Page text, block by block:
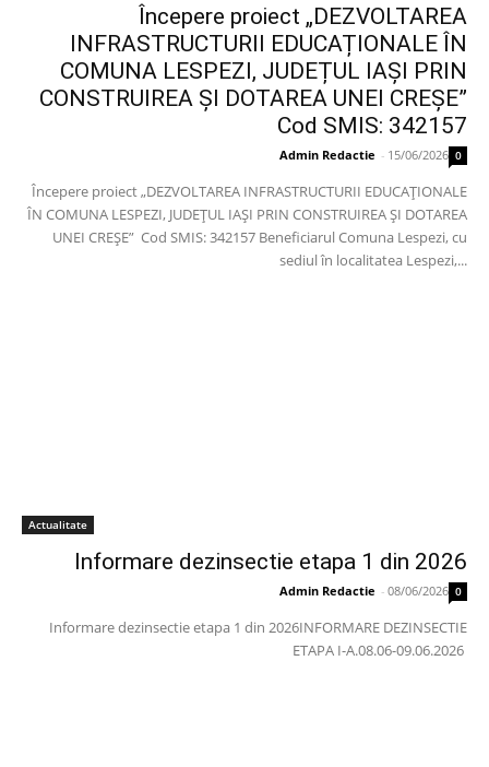
Începere proiect „DEZVOLTAREA
INFRASTRUCTURII EDUCAȚIONALE ÎN
COMUNA LESPEZI, JUDEȚUL IAȘI PRIN
CONSTRUIREA ȘI DOTAREA UNEI CREȘE”
Cod SMIS: 342157
Admin Redactie - 15/06/2026 0
Începere proiect „DEZVOLTAREA INFRASTRUCTURII EDUCAȚIONALE
ÎN COMUNA LESPEZI, JUDEȚUL IAȘI PRIN CONSTRUIREA ȘI DOTAREA
UNEI CREȘE” Cod SMIS: 342157 Beneficiarul Comuna Lespezi, cu
sediul în localitatea Lespezi,...
Actualitate
Informare dezinsectie etapa 1 din 2026
Admin Redactie - 08/06/2026 0
Informare dezinsectie etapa 1 din 2026INFORMARE DEZINSECTIE
ETAPA I-A.08.06-09.06.2026